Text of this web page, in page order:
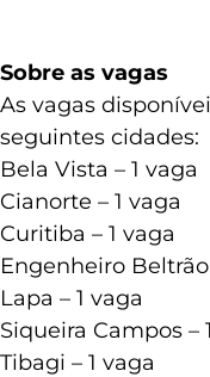
Sobre as vagas
As vagas
seguintes cidades:
Bela Vista – 1 vaga
Cianorte – 1 vaga
Curitiba – 1 vaga
Engenheiro Beltrão
Lapa – 1 vaga
Siqueira Campos –
Tibagi – 1 vaga